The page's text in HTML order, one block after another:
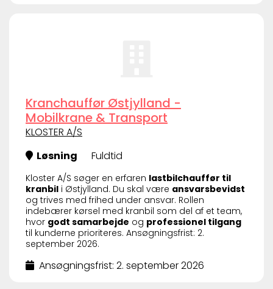
Kranchauffør Østjylland -
Mobilkrane & Transport
KLOSTER A/S
Løsning
Fuldtid
Kloster A/S søger en erfaren lastbilchauffør til
kranbil i Østjylland. Du skal være ansvarsbevidst
og trives med frihed under ansvar. Rollen
indebærer kørsel med kranbil som del af et team,
hvor godt samarbejde og professionel tilgang
til kunderne prioriteres. Ansøgningsfrist: 2.
september 2026.
Ansøgningsfrist: 2. september 2026